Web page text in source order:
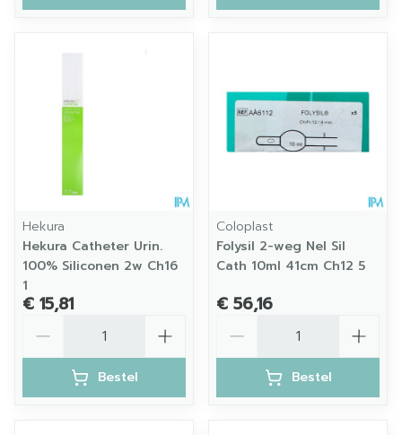
Hekura
Hekura Catheter Urin.
100% Siliconen 2w Ch16
1
€ 15,81
Bestel
Coloplast
Folysil 2-weg Nel Sil
Cath 10ml 41cm Ch12 5
€ 56,16
Bestel